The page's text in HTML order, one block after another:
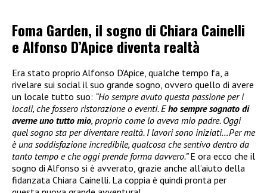
Foma Garden, il sogno di Chiara Cainelli
e Alfonso D’Apice diventa realtà
Era stato proprio Alfonso D’Apice, qualche tempo fa, a
rivelare sui social il suo grande sogno, ovvero quello di avere
un locale tutto suo: “Ho sempre avuto questa passione per i
locali, che fossero ristorazione o eventi. Eho sempre sognato di
averne uno tutto mio, proprio come lo aveva mio padre. Oggi
quel sogno sta per diventare realtà. I lavori sono iniziati…Per me
è una soddisfazione incredibile, qualcosa che sentivo dentro da
tanto tempo e che oggi prende forma davvero.”E ora ecco che il
sogno di Alfonso si è avverato, grazie anche all’aiuto della
fidanzata Chiara Cainelli. La coppia è quindi pronta per